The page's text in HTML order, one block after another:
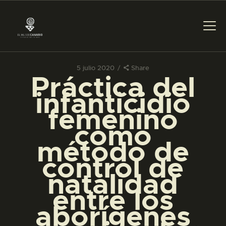
5 julio 2020 Share
Práctica del
infanticidio
femenino
como
método de
control de
natalidad
entre los
aborígenes
PREPARAR LA VISITA
ACTIVIDADES
█
EL MUSEO
COLECCIONES